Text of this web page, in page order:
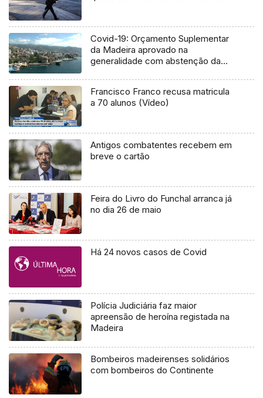
Covid-19: Orçamento Suplementar
da Madeira aprovado na
generalidade com abstenção da
Francisco Franco recusa matricula
a 70 alunos (Vídeo)
Antigos combatentes recebem em
breve o cartão
Feira do Livro do Funchal arranca já
no dia 26 de maio
Há 24 novos casos de Covid
Polícia Judiciária faz maior
apreensão de heroína registada na
Madeira
Bombeiros madeirenses solidários
com bombeiros do Continente